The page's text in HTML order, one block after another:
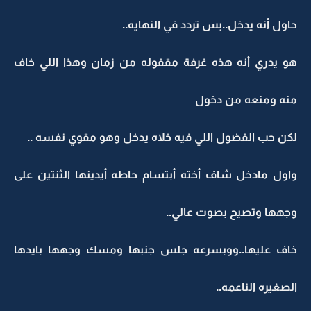
حاول أنه يدخل..بس تردد في النهايه..
هو يدري أنه هذه غرفة مقفوله من زمان وهذا اللي خاف
منه ومنعه من دخول
لكن حب الفضول اللي فيه خلاه يدخل وهو مقوي نفسه ..
واول مادخل شاف أخته أبتسام حاطه أيدينها الثنتين على
وجهها وتصيح بصوت عالي..
خاف عليها..ووبسرعه جلس جنبها ومسك وجهها بايدها
الصغيره الناعمه..